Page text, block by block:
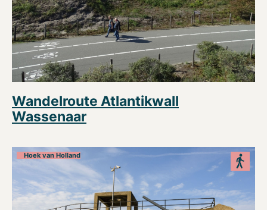
Wandelroute Atlantikwall
Wassenaar
Hoek van Holland